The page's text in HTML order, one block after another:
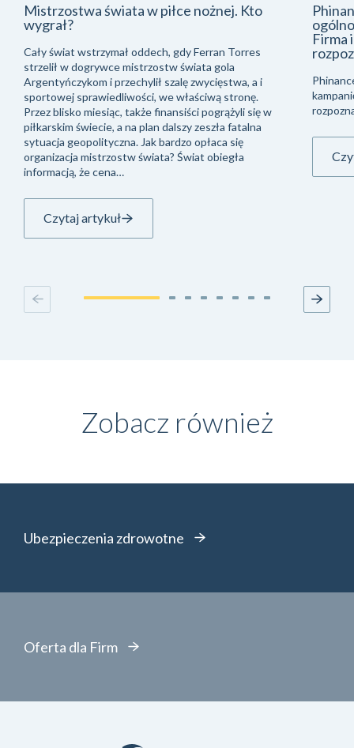
Mistrzostwa świata w piłce nożnej. Kto
wygrał?
Cały świat wstrzymał oddech, gdy Ferran Torres
strzelił w dogrywce mistrzostw świata gola
Argentyńczykom i przechylił szalę zwycięstwa, a i
sportowej sprawiedliwości, we właściwą stronę.
Przez blisko miesiąc, także finansiści pogrążyli się w
piłkarskim świecie, a na plan dalszy zeszła fatalna
sytuacja geopolityczna. Jak bardzo opłaca się
organizacja mistrzostw świata? Świat obiegła
informacją, że cena…
Czytaj artykuł
Firma
Zobacz również
Ubezpieczenia zdrowotne
Oferta dla Firm